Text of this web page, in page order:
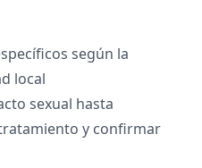
según la
local
sexual hasta
y confirmar